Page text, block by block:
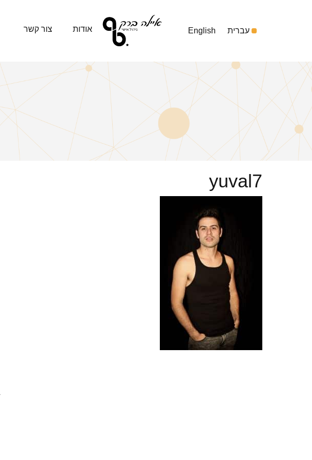
עברית English אודות צור קשר
yuval7